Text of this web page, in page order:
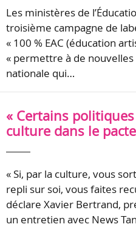
Les ministères de
troisième campagne de
« 100 % EAC (éducation
« permettre à de
nationale qui…
« Certains
culture dans le
« Si, par la culture, vous
repli sur soi, vous faites
déclare Xavier Bertrand,
un entretien avec News